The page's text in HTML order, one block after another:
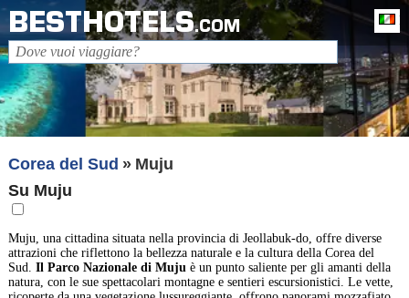
BESTHOTELS.COM
Corea del Sud
Muju
Su Muju
Muju, una cittadina situata nella provincia di Jeollabuk-do, offre diverse
attrazioni che riflettono la bellezza naturale e la cultura della Corea del
Sud. Il Parco Nazionale di Mujuè un punto saliente per gli amanti della
natura, con le sue spettacolari montagne e sentieri escursionistici. Le vette,